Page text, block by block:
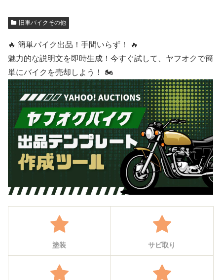
旧車バイクその他
🔥 簡単バイク出品！手間いらず！ 🔥
魅力的な説明文を即時生成！今すぐ試して、ヤフオクで簡
単にバイクを売却しよう！ 🏍️
塗装 サビ取り